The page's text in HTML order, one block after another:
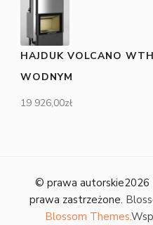
HAJDUK VOLCANO
WODNYM
19 926,00zł
© prawa autorskie2026
prawa zastrzeżone.
Blossom Themes